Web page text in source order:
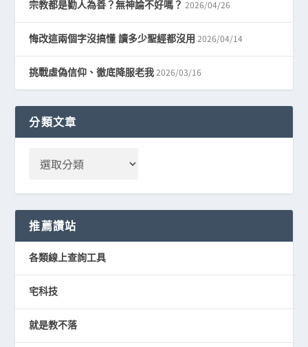
宗教都是勸人為善？無神論不好嗎？ 2026/04/26
悔改這兩個字沒搞懂 讀多少聖經都沒用 2026/04/14
挑戰虛偽信仰、徹底降服老我 2026/03/16
分類文章
推薦讚站
各類線上查詢工具
宅科技
就是教不落